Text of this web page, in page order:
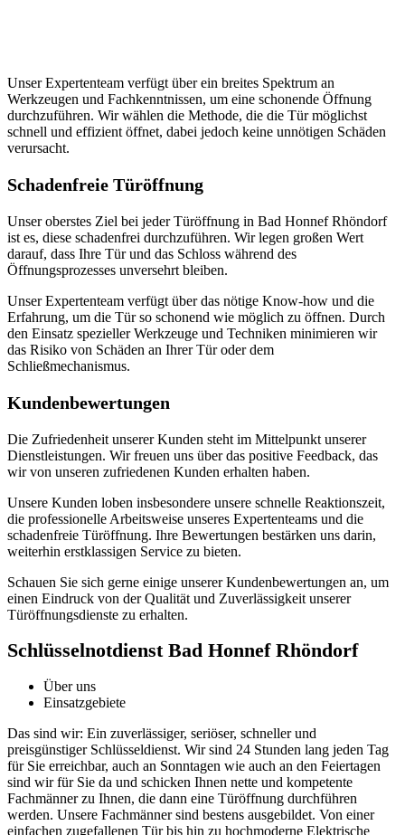
Unser Expertenteam verfügt über ein breites Spektrum an
Werkzeugen und Fachkenntnissen, um eine schonende Öffnung
durchzuführen.​ Wir wählen die Methode, die die Tür möglichst
schnell und effizient öffnet, dabei jedoch keine unnötigen Schäden
verursacht.​
Schadenfreie Türöffnung
Unser oberstes Ziel bei jeder Türöffnung in Bad Honnef Rhöndorf
ist es, diese schadenfrei durchzuführen.​ Wir legen großen Wert
darauf, dass Ihre Tür und das Schloss während des
Öffnungsprozesses unversehrt bleiben.​
Unser Expertenteam verfügt über das nötige Know-how und die
Erfahrung, um die Tür so schonend wie möglich zu öffnen.​ Durch
den Einsatz spezieller Werkzeuge und Techniken minimieren wir
das Risiko von Schäden an Ihrer Tür oder dem
Schließmechanismus.
Kundenbewertungen
Die Zufriedenheit unserer Kunden steht im Mittelpunkt unserer
Dienstleistungen.​ Wir freuen uns über das positive Feedback, das
wir von unseren zufriedenen Kunden erhalten haben.​
Unsere Kunden loben insbesondere unsere schnelle Reaktionszeit,
die professionelle Arbeitsweise unseres Expertenteams und die
schadenfreie Türöffnung.​ Ihre Bewertungen bestärken uns darin,
weiterhin erstklassigen Service zu bieten.​
Schauen Sie sich gerne einige unserer Kundenbewertungen an, um
einen Eindruck von der Qualität und Zuverlässigkeit unserer
Türöffnungsdienste zu erhalten.​
Schlüsselnotdienst Bad Honnef Rhöndorf
Über uns
Einsatzgebiete
Das sind wir: Ein zuverlässiger, seriöser, schneller und
preisgünstiger Schlüsseldienst. Wir sind 24 Stunden lang jeden Tag
für Sie erreichbar, auch an Sonntagen wie auch an den Feiertagen
sind wir für Sie da und schicken Ihnen nette und kompetente
Fachmänner zu Ihnen, die dann eine Türöffnung durchführen
werden. Unsere Fachmänner sind bestens ausgebildet. Von einer
einfachen zugefallenen Tür bis hin zu hochmoderne Elektrische